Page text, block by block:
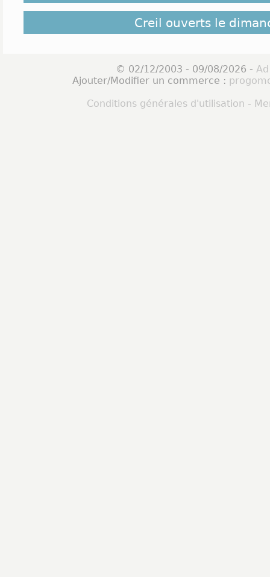
Creil ouverts le
© 02/12/2003 - 09/08/2026 -
Ajouter/Modifier un commerce :
Conditions générales d'utilisation -